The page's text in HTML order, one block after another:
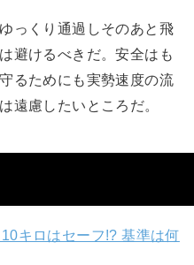
っくり通過しそのあと飛
避けるべきだ。安全はも
るためにも実勢速度の流
遠慮したいところだ。
キロはセーフ!? 基準は何